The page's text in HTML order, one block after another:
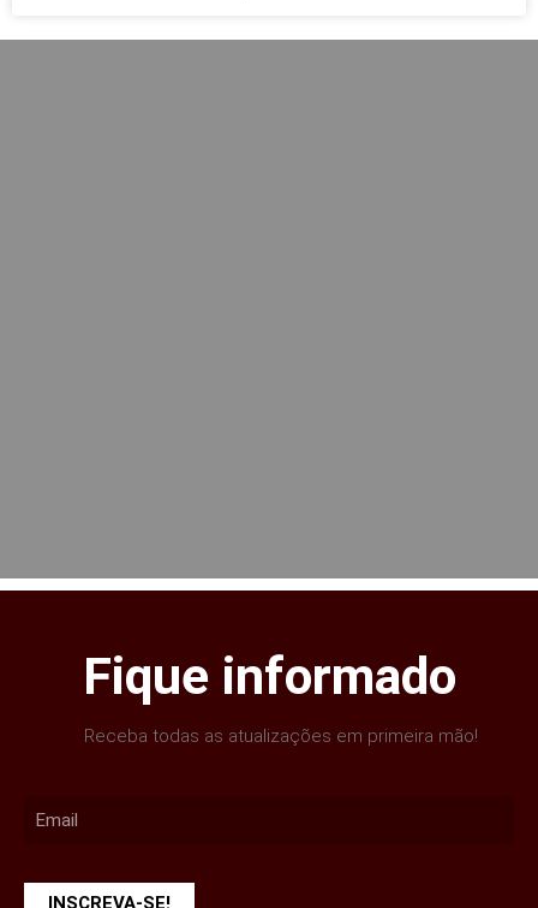
Fique informado
Receba todas as atualizações em primeira mão!
INSCREVA-SE!